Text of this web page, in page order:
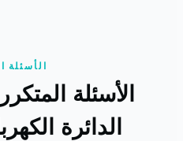
الأسئلة
الأسئلة
الدائرة